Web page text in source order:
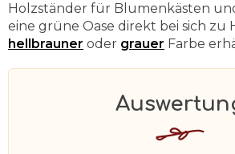
Holzständer für Blumenkästen
eine grüne Oase direkt bei sich zu
hellbrauner oder grauer Farbe